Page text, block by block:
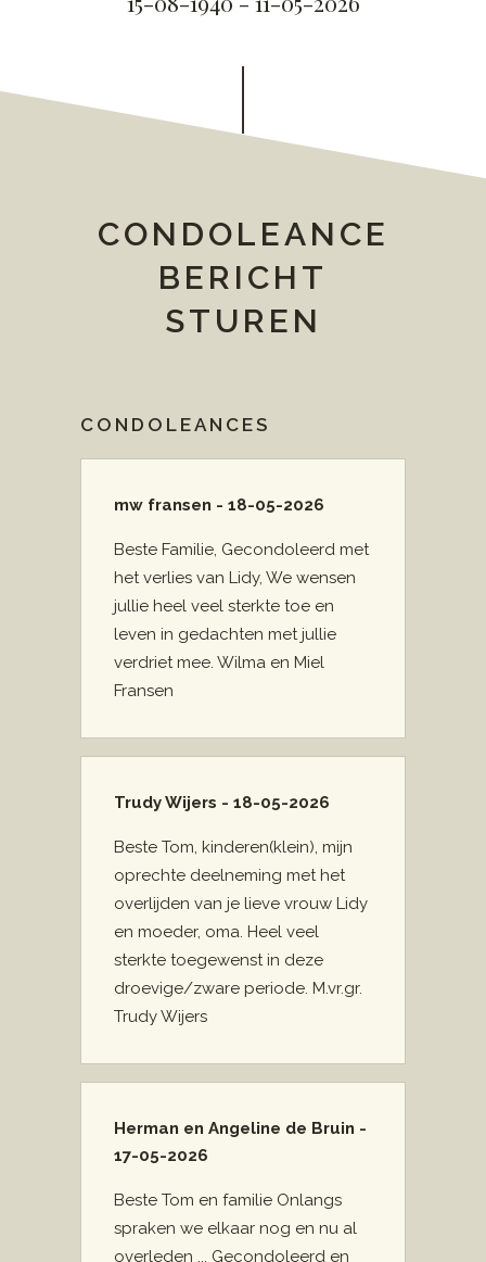
CONDOLEANCE
BERICHT
STUREN
CONDOLEANCES
mw fransen - 18-05-2026
Beste Familie, Gecondoleerd met
het verlies van Lidy, We wensen
jullie heel veel sterkte toe en
leven in gedachten met jullie
verdriet mee. Wilma en Miel
Fransen
Trudy Wijers - 18-05-2026
Beste Tom, kinderen(klein), mijn
oprechte deelneming met het
overlijden van je lieve vrouw Lidy
en moeder, oma. Heel veel
sterkte toegewenst in deze
droevige/zware periode. M.vr.gr.
Trudy Wijers
Herman en Angeline de Bruin -
17-05-2026
Beste Tom en familie Onlangs
spraken we elkaar nog en nu al
overleden ... Gecondoleerd en